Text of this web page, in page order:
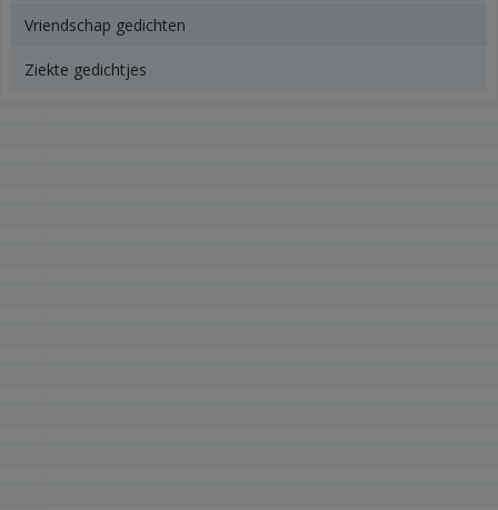
Vriendschap gedichten
Ziekte gedichtjes